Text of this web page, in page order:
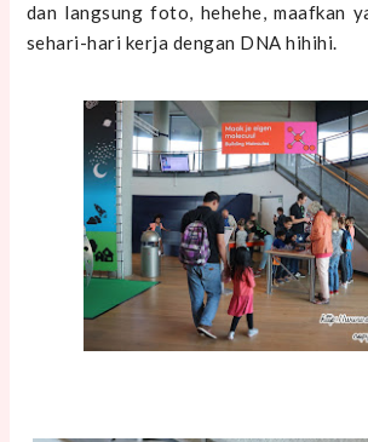
dan langsung foto, hehehe, maafkan
sehari-hari kerja dengan DNA hihihi.